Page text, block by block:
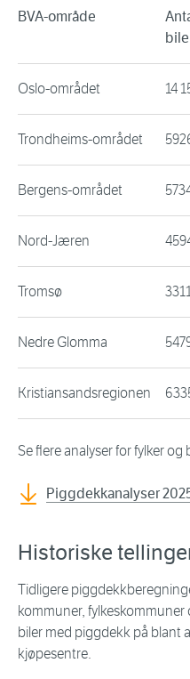
BVA-område
Oslo-området 14
Trondheims-området
Bergens-området
Nord-Jæren
Tromsø
Nedre Glomma
Kristiansandsregionen
Se flere analyser for fylker
Piggdekkanalyser
Historiske
Tidligere
kommuner, fylkeskommuner
biler med piggdekk på blant
kjøpesentre.